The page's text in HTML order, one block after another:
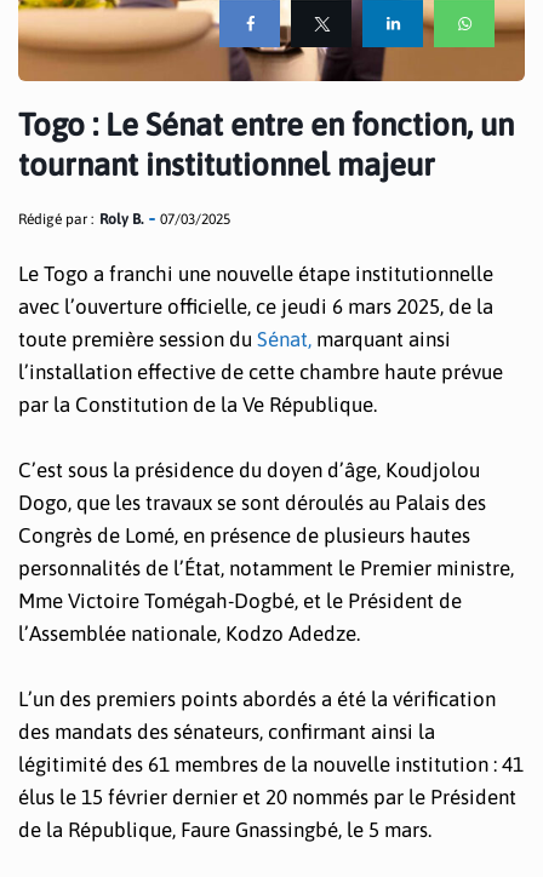
Togo : Le Sénat entre en fonction, un
tournant institutionnel majeur
Rédigé par : Roly B. 07/03/2025
Le Togo a franchi une nouvelle étape institutionnelle
avec l’ouverture officielle, ce jeudi 6 mars 2025, de la
toute première session du Sénat, marquant ainsi
l’installation effective de cette chambre haute prévue
par la Constitution de la Ve République.
C’est sous la présidence du doyen d’âge, Koudjolou
Dogo, que les travaux se sont déroulés au Palais des
Congrès de Lomé, en présence de plusieurs hautes
personnalités de l’État, notamment le Premier ministre,
Mme Victoire Tomégah-Dogbé, et le Président de
l’Assemblée nationale, Kodzo Adedze.
L’un des premiers points abordés a été la vérification
des mandats des sénateurs, confirmant ainsi la
légitimité des 61 membres de la nouvelle institution : 41
élus le 15 février dernier et 20 nommés par le Président
de la République, Faure Gnassingbé, le 5 mars.